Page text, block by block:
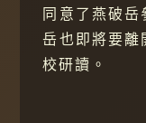
同意了燕破
岳也即將要離
校研讀。